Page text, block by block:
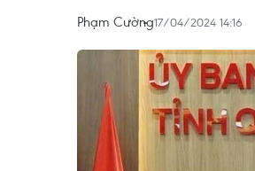
Phạm Cường17/04/2024 14:16